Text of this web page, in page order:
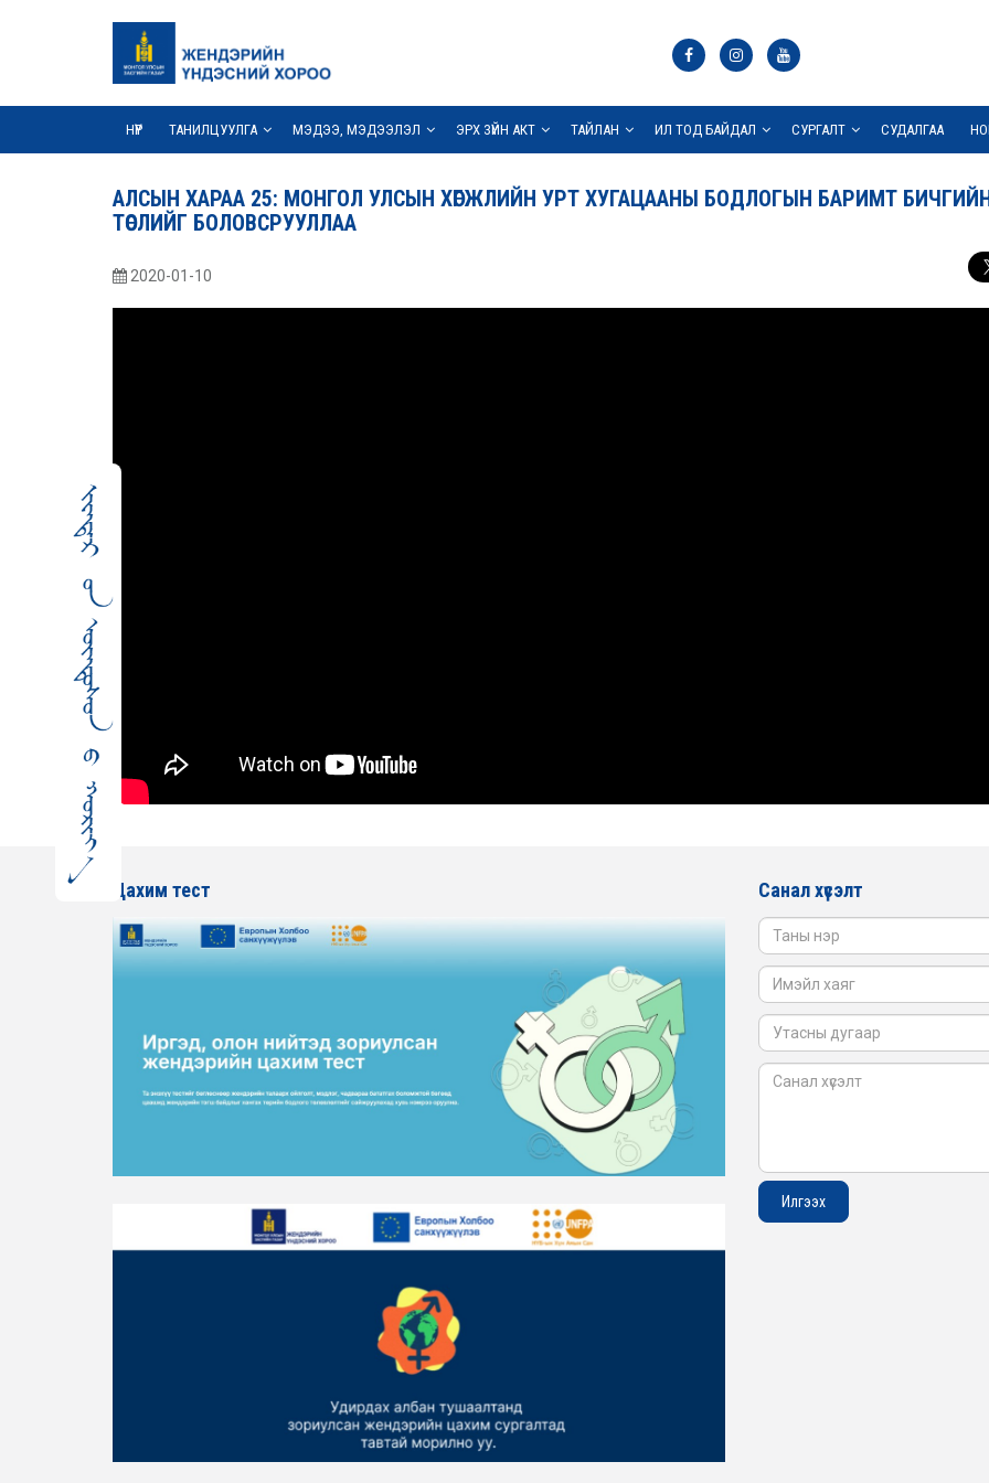
НҮҮР ТАНИЛЦУУЛГА МЭДЭЭ, МЭДЭЭЛЭЛ ЭРХ ЗҮЙН АКТ ТАЙЛАН ИЛ ТОД БАЙДАЛ СУРГАЛТ СУДАЛГАА
АЛСЫН ХАРАА 25: МОНГОЛ УЛСЫН ХӨГЖЛИЙН УРТ ХУГАЦААНЫ БОДЛОГЫН БАРИМТ
ТӨСЛИЙГ БОЛОВСРУУЛЛАА
2020-01-10
Цахим тест Санал хүсэлт